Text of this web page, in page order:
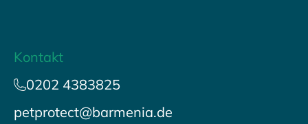
Kontakt
0202 4383825
petprotect@barmenia.de